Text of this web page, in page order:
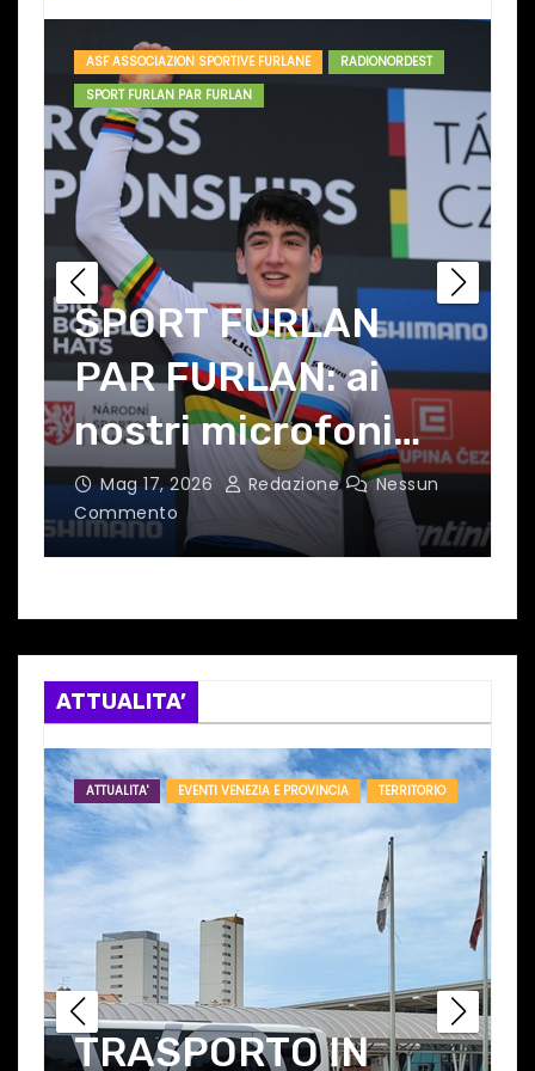
ASF ASSOCIAZION SPORTIVE FURLANE
RADIONORDEST
SPORT FURLAN PAR FURLAN
SPORT FURLAN
PAR FURLAN: ai
nostri microfoni
Daniele Puntel
con NICOLA ‘ZEZO’
Mag 11, 2026 Redazione
Nessun
Commento
ATTUALITA’
ATTUALITA'
ECONOMIA & MERCATO
EVENTI TREVISO E PROVINCIA
Vacanze in